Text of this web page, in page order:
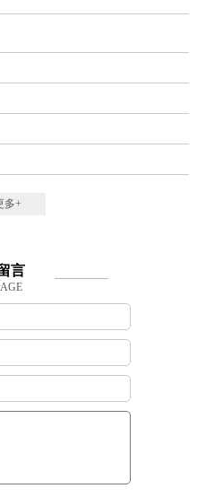
多+
言